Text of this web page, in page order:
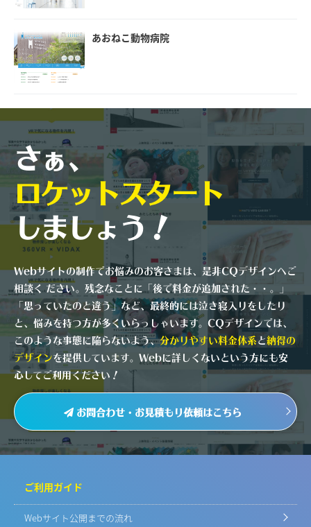
あおねこ動物病院
さぁ、
ロケットスタート
しましょう！
Webサイトの制作でお悩みのお客さまは、是非CQデザインへご
相談く ださい。残念なことに「後で料金が追加された・・。」
「思っていたのと違う」など、最終的には泣き寝入りをしたり
と、悩みを持つ方が多くいらっしゃいます。CQデザインでは、
このような事態に陥らないよう、分かりやすい料金体系と納得の
デザインを提供しています。Webに詳しくないという方にも安
心してご利用ください！
お問合わせ・お見積もり依頼はこちら
ご利用ガイド
Webサイト公開までの流れ